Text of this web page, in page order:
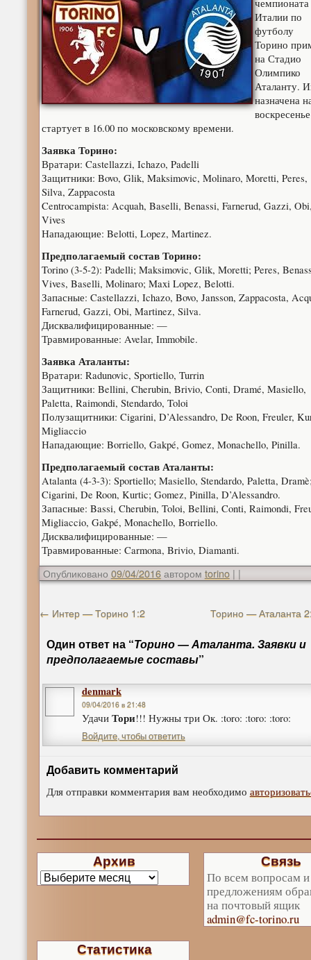
чемпионата
Италии по
футболу
Торино
на Стадио
Олимпико
Аталанту.
назначена
стартует в 16.00 по московскому времени.
Заявка Торино:
Вратари: Castellazzi, Ichazo, Padelli
Защитники: Bovo, Glik, Maksimovic, Molinaro, Moretti, Peres,
Silva, Zappacosta
Centrocampista: Acquah, Baselli, Benassi, Farnerud, Gazzi,
Vives
Нападающие: Belotti, Lopez, Martinez.
Предполагаемый состав Торино:
Torino (3-5-2): Padelli; Maksimovic, Glik, Moretti; Peres,
Vives, Baselli, Molinaro; Maxi Lopez, Belotti.
Запасные: Castellazzi, Ichazo, Bovo, Jansson, Zappacosta,
Farnerud, Gazzi, Obi, Martinez, Silva.
Дисквалифицированные: —
Травмированные: Avelar, Immobile.
Заявка Аталанты:
Вратари: Radunovic, Sportiello, Turrin
Защитники: Bellini, Cherubin, Brivio, Conti, Dramé, Masiello,
Paletta, Raimondi, Stendardo, Toloi
Полузащитники: Cigarini, D’Alessandro, De Roon, Freuler,
Migliaccio
Нападающие: Borriello, Gakpé, Gomez, Monachello, Pinilla.
Предполагаемый состав Аталанты:
Atalanta (4-3-3): Sportiello; Masiello, Stendardo, Paletta,
Cigarini, De Roon, Kurtic; Gomez, Pinilla, D’Alessandro.
Запасные: Bassi, Cherubin, Toloi, Bellini, Conti, Raimondi,
Migliaccio, Gakpé, Monachello, Borriello.
Дисквалифицированные: —
Травмированные: Carmona, Brivio, Diamanti.
Опубликовано 09/04/2016 автором torino | |
← Интер — Торино 1:2 Торино — Аталанта
Один ответ на “Торино — Аталанта. Заявки и
предполагаемые составы”
denmark
09/04/2016 в 21:48
Удачи Тори!!! Нужны три Ок. :toro: :toro: :toro:
Войдите, чтобы ответить
Добавить комментарий
Для отправки комментария вам необходимо
Архив Связь
По всем вопросам и
предложениям
на почтовый ящик
admin@fc-torino.ru
Статистика